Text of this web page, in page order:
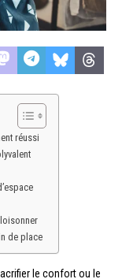
réussi
de place
le confort ou le